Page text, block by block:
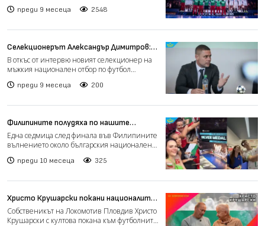
преди 9 месеца 2548
Селекционерът Александър Димитров:
Отговорността в националния отбор
ще бъде споделена
В откъс от интервю новият селекционер на
мъжкия национален отбор по футбол
преди 9 месеца 200
Филипините полудяха по нашите
волейболисти (видео)
Една седмица след финала във Филипините
вълнението около българския национален
преди 10 месеца 325
Христо Крушарски покани националите
на вечеря в тъмна стая с девойки, за да
ги разчурулика ("Шампионски игри")
Собственикът на Локомотив Пловдив Христо
Крушарски с култова покана към футболните